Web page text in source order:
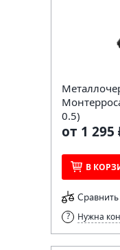
0.5)
от 1 295
В
Сравнить
Нужна